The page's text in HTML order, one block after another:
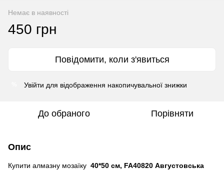
Немає в наявності
450 грн
Повідомити, коли з'явиться
Увійти для відображення накопичувальної знижки
До обраного Порівняти
Опис
Купити алмазну мозаїку 40*50 см, FA40820 Августовська